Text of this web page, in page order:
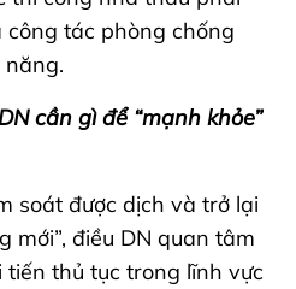
tác phòng chống
năng.
cần gì để “mạnh khỏe”
soát được dịch và trở lại
mới”, điều DN quan tâm
thủ tục trong lĩnh vực